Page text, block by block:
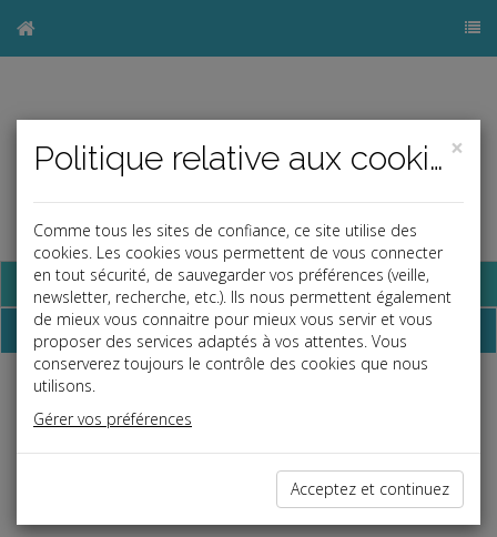
Base documentaire
Dossiers
Espace réservé
×
Politique relative aux cookies
Comme tous les sites de confiance, ce site utilise des
cookies. Les cookies vous permettent de vous connecter
en tout sécurité, de sauvegarder vos préférences (veille,
newsletter, recherche, etc.). Ils nous permettent également
de mieux vous connaitre pour mieux vous servir et vous
proposer des services adaptés à vos attentes. Vous
conserverez toujours le contrôle des cookies que nous
utilisons.
Gérer vos préférences
Acceptez et continuez